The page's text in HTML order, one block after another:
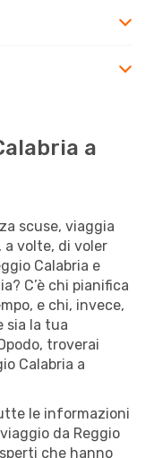
a
scuse, viaggia
a volte, di voler
Calabria e
C’è chi pianifica
e chi, invece,
sia la tua
troverai
Calabria a
le informazioni
da Reggio
che hanno